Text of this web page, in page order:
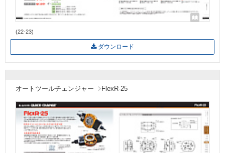
(22-23)
ダウンロード
オートツールチェンジャー FlexR-25